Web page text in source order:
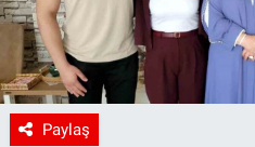
Paylaş